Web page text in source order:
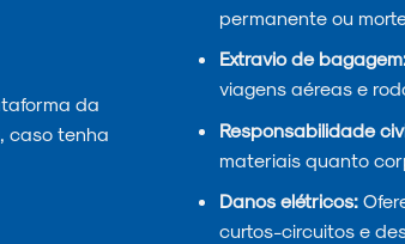
da
caso tenha
permanente ou
Extravio de
viagens aéreas e
Responsabilidade
materiais quanto
Danos elétricos:
curtos-circuitos e